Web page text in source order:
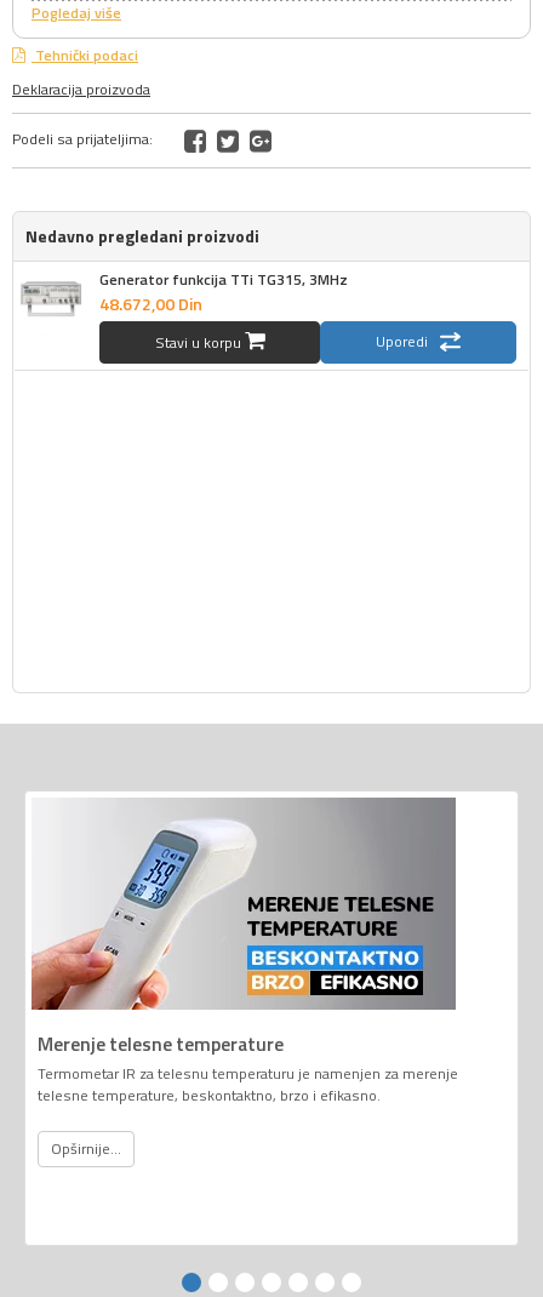
Pogledaj više
Tehnički podaci
Deklaracija proizvoda
Podeli sa prijateljima:
Nedavno pregledani proizvodi
Generator funkcija TTi TG315, 3MHz
48.672,00Din
Stavi u korpu Uporedi
Merenje telesne temperature
Termometar IR za telesnu temperaturu je namenjen za merenje
telesne temperature, beskontaktno, brzo i efikasno.
Opširnije...